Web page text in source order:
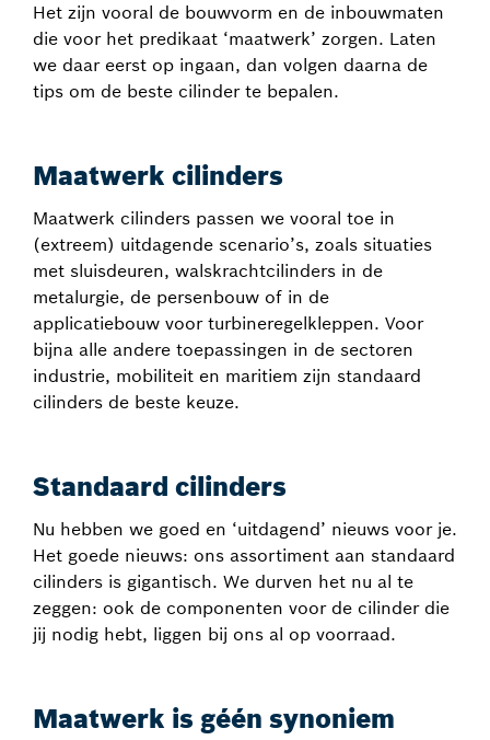
Het zijn vooral de bouwvorm en de inbouwmaten
die voor het predikaat ‘maatwerk’ zorgen. Laten
we daar eerst op ingaan, dan volgen daarna de
tips om de beste cilinder te bepalen.
Maatwerk cilinders
Maatwerk cilinders passen we vooral toe in
(extreem) uitdagende scenario’s, zoals situaties
met sluisdeuren, walskrachtcilinders in de
metalurgie, de persenbouw of in de
applicatiebouw voor turbineregelkleppen. Voor
bijna alle andere toepassingen in de sectoren
industrie, mobiliteit en maritiem zijn standaard
cilinders de beste keuze.
Standaard cilinders
Nu hebben we goed en ‘uitdagend’ nieuws voor je.
Het goede nieuws: ons assortiment aan standaard
cilinders is gigantisch. We durven het nu al te
zeggen: ook de componenten voor de cilinder die
jij nodig hebt, liggen bij ons al op voorraad.
Maatwerk is géén synoniem